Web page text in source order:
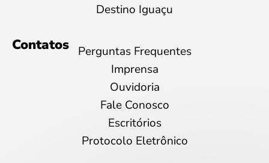
Destino Iguaçu
Contatos
Perguntas Frequentes
Imprensa
Ouvidoria
Fale Conosco
Escritórios
Protocolo Eletrônico